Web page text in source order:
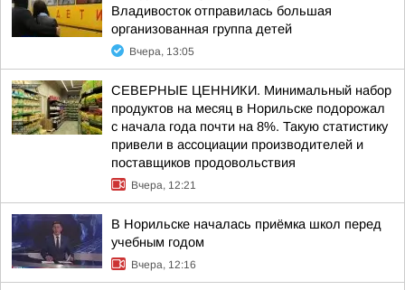
Владивосток отправилась большая
организованная группа детей
Вчера, 13:05
СЕВЕРНЫЕ ЦЕННИКИ. Минимальный набор
продуктов на месяц в Норильске подорожал
с начала года почти на 8%. Такую статистику
привели в ассоциации производителей и
поставщиков продовольствия
Вчера, 12:21
В Норильске началась приёмка школ перед
учебным годом
Вчера, 12:16